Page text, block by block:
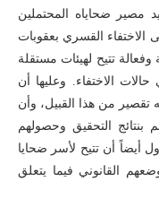
مصير ضحاياه المحتملين
الاختفاء القسري بعقوبات
تتيح لهيئات مستقلة
الاختفاء. وعليها أن
تقصير من هذا القبيل، وأن
بنتائج التحقيق وحصولهم
أيضاً أن تتيح لأسر ضحايا
القانوني فيما يتعلق